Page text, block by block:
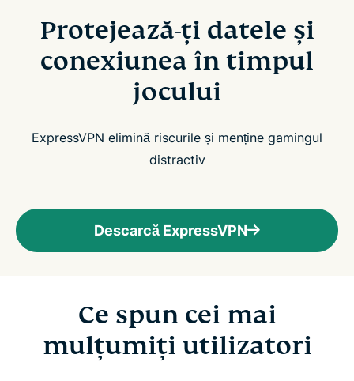
Protejează-ți datele și
conexiunea în timpul
jocului
ExpressVPN elimină riscurile și menține gamingul
distractiv
Descarcă ExpressVPN
Ce spun cei mai
mulțumiți utilizatori